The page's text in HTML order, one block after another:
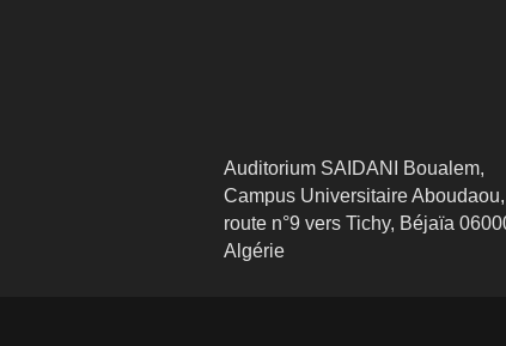
Auditorium SAIDANI Boualem,
Campus Universitaire Aboudaou,
route n°9 vers Tichy, Béjaïa
Algérie